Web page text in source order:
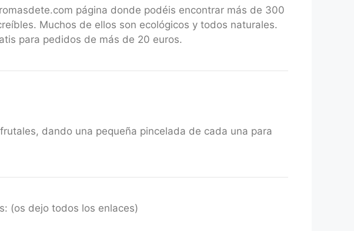
página donde podéis encontrar más de 300
Muchos de ellos son ecológicos y todos naturales.
para pedidos de más de 20 euros.
dando una pequeña pincelada de cada una para
(os dejo todos los enlaces)